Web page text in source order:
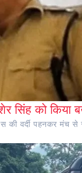
सिंह को किया
की वर्दी पहनकर मंच